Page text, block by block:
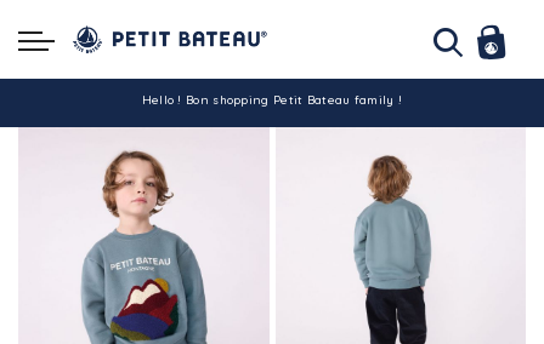
Hello ! Bon shopping Petit Bateau family !
La livraison est assurée partout en Tunisie !
-10% pour tout paiement par carte bancaire (hors promo)